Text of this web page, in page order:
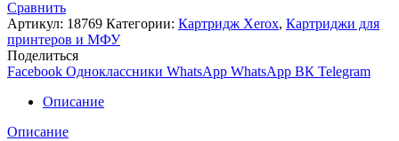
NV-
Print
Xerox
106R01379
для
Phaser
3100
(6000K)
Сравнить
Артикул: 18769 Категории: Картридж Xerox, Картриджи для
принтеров и МФУ
Поделиться
Facebook Одноклассники WhatsApp WhatsApp ВК Telegram
Описание
Описание